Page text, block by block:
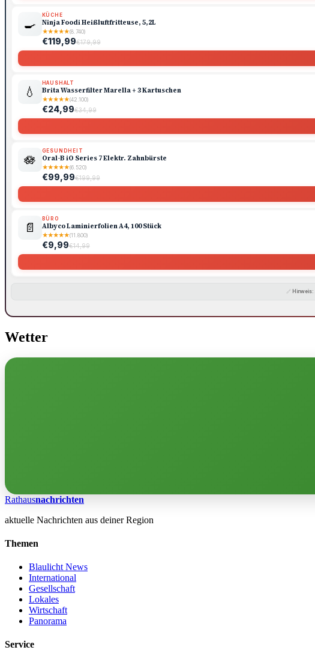
🍳
KÜCHE
Ninja Foodi Heißluftfritteuse, 5,2L
★★★★★(8.740)
€119,99€179,99
💧
HAUSHALT
Brita Wasserfilter Marella + 3 Kartuschen
★★★★★(42.100)
€24,99€34,99
🪷
GESUNDHEIT
Oral-B iO Series 7 Elektr. Zahnbürste
★★★★★(6.520)
€99,99€199,99
📄
BÜRO
Albyco Laminierfolien A4, 100 Stück
★★★★★(11.800)
€9,99€14,99
🔗 Hinweis:
Wetter
Rathausnachrichten
aktuelle Nachrichten aus deiner Region
Themen
Blaulicht News
International
Gesellschaft
Lokales
Wirtschaft
Panorama
Service